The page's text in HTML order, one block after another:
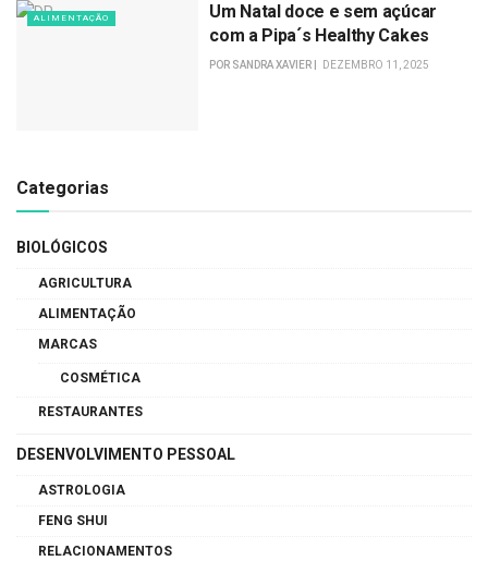
ALIMENTAÇÃO
Um Natal doce e sem açúcar
com a Pipa´s Healthy Cakes
POR SANDRA XAVIER DEZEMBRO 11, 2025
Categorias
BIOLÓGICOS
AGRICULTURA
ALIMENTAÇÃO
MARCAS
COSMÉTICA
RESTAURANTES
DESENVOLVIMENTO PESSOAL
ASTROLOGIA
FENG SHUI
RELACIONAMENTOS